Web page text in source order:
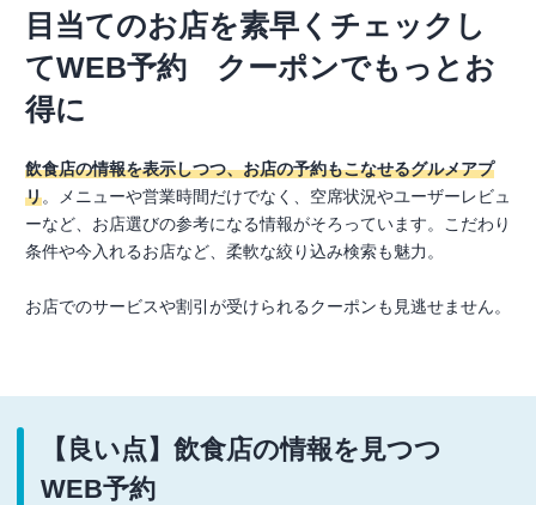
目当てのお店を素早くチェックし
てWEB予約 クーポンでもっとお
得に
飲食店の情報を表示しつつ、お店の予約もこなせるグルメアプ
リ。メニューや営業時間だけでなく、空席状況やユーザーレビュ
ーなど、お店選びの参考になる情報がそろっています。こだわり
条件や今入れるお店など、柔軟な絞り込み検索も魅力。
お店でのサービスや割引が受けられるクーポンも見逃せません。
【良い点】飲食店の情報を見つつ
WEB予約